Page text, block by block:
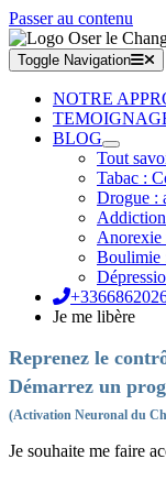
Passer au contenu
Toggle Navigation
NOTRE
BLOG
Tout
Tabac :
Drogue :
Anorexie
Boulimie
Je me libère
Reprenez le
Démarrez un
(Activation Neuronal du
Je souhaite me faire